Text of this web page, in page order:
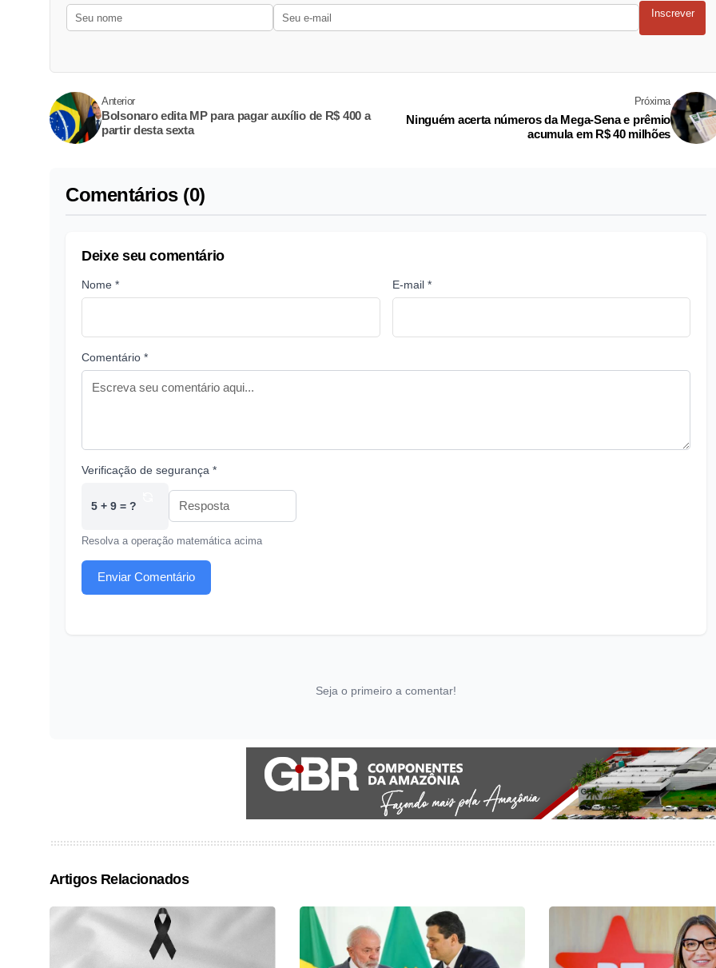
Inscrever
Anterior
Bolsonaro edita MP para pagar auxílio de R$ 400 a
partir desta sexta
Próxima
Ninguém acerta números da Mega-Sena e prêmio
acumula em R$ 40 milhões
Comentários (0)
Deixe seu comentário
Nome * E-mail *
Comentário *
Verificação de segurança *
5 + 9 = ?
Resolva a operação matemática acima
Enviar Comentário
Seja o primeiro a comentar!
Artigos Relacionados